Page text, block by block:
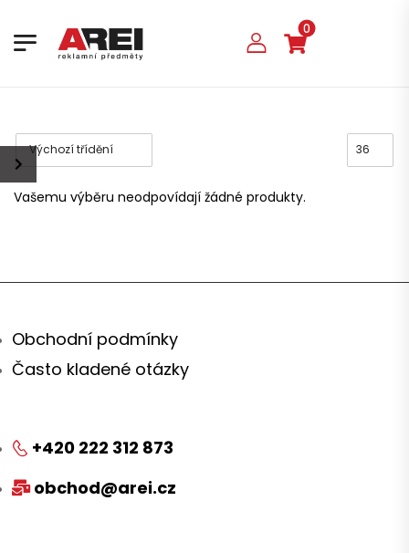
0
Vašemu výběru neodpovídají žádné produkty.
Obchodní podmínky
Často kladené otázky
+420 222 312 873
obchod@arei.cz